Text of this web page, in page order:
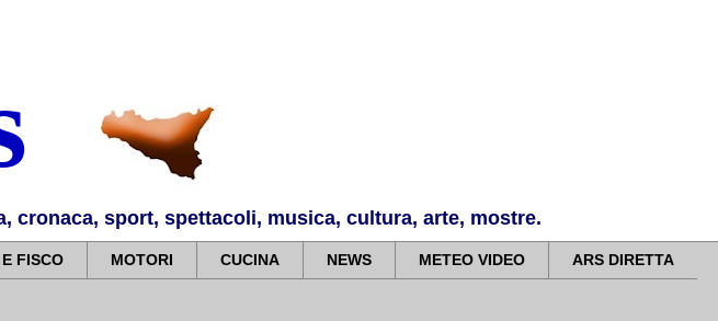
cronaca, sport, spettacoli, musica, cultura, arte, mostre.
FISCO MOTORI CUCINA NEWS METEO VIDEO ARS DIRETTA